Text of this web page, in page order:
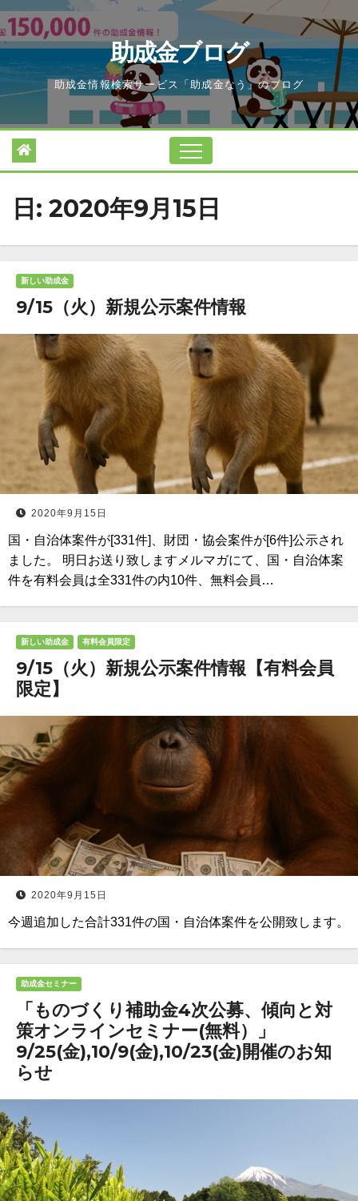
Skip
to
content
助成金ブログ
助成金情報検索サービス「助成金なう」のブログ
日: 2020年9月15日
新しい助成金
9/15（火）新規公示案件情報
2020年9月15日
国・自治体案件が[331件]、財団・協会案件が[6件]公示され
ました。 明日お送り致しますメルマガにて、国・自治体案
件を有料会員は全331件の内10件、無料会員…
新しい助成金 有料会員限定
9/15（火）新規公示案件情報【有料会員
限定】
2020年9月15日
今週追加した合計331件の国・自治体案件を公開致します。
助成金セミナー
「ものづくり補助金4次公募、傾向と対
策オンラインセミナー(無料）」
9/25(金),10/9(金),10/23(金)開催のお知
らせ